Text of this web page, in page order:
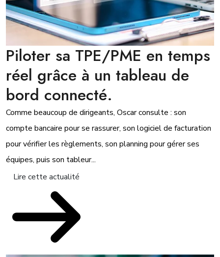
Piloter sa TPE/PME en temps
réel grâce à un tableau de
bord connecté.
Comme beaucoup de dirigeants, Oscar consulte : son
compte bancaire pour se rassurer, son logiciel de facturation
pour vérifier les règlements, son planning pour gérer ses
équipes, puis son tableur...
Lire cette actualité